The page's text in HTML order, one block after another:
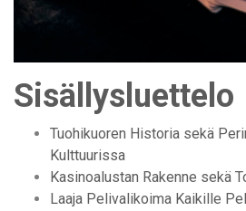
Sisällysluettelo
Tuohikuoren Historia sekä
Kulttuurissa
Kasinoalustan Rakenne sekä
Laaja Pelivalikoima Kaikille